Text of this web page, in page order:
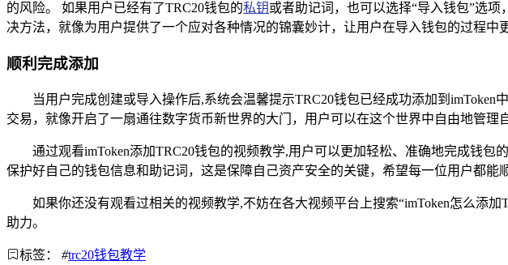
的风险。 如果用户已经有了TRC20钱包的私钥或者助记词，也可以选择“导入钱包”选
决方法，就像为用户提供了一个应对各种情况的锦囊妙计，让用户在导入钱包的过程中
顺利完成添加
当用户完成创建或导入操作后,系统会温馨提示TRC20钱包已经成功添加到
交易，就像开启了一扇通往数字货币新世界的大门，用户可以在这个世界中自由地管理
通过观看imToken添加TRC20钱包的视频教学,用户可以更加轻松、准确地完成钱
保护好自己的钱包信息和助记词，这是保障自己资产安全的关键，希望每一位用户都能
如果你还没有观看过相关的视频教学,不妨在各大视频平台上搜索“imToken怎么添
助力。
标签： #trc20钱包教学